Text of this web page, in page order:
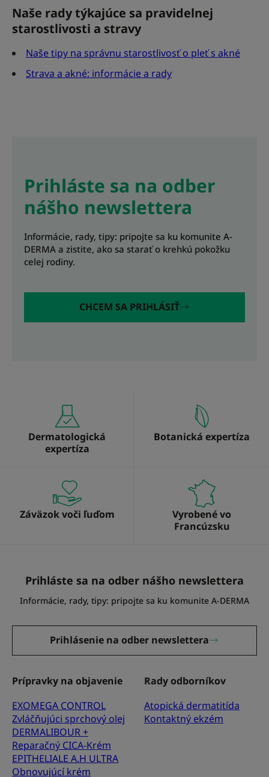
Naše rady týkajúce sa pravidelnej
starostlivosti a stravy
Naše tipy na správnu starostlivosť o pleť s akné
Strava a akné: informácie a rady
Prihláste sa na odber
nášho newslettera
Informácie, rady, tipy: pripojte sa ku komunite A-
DERMA a zistite, ako sa starať o krehkú pokožku
celej rodiny.
CHCEM SA PRIHLÁSIŤ
Dermatologická
expertíza
Botanická expertíza
Záväzok voči ľuďom
Vyrobené vo
Francúzsku
Prihláste sa na odber nášho newslettera
Informácie, rady, tipy: pripojte sa ku komunite A-DERMA
Prihlásenie na odber newslettera
Prípravky na objavenie
EXOMEGA CONTROL
Zvláčňujúci sprchový olej
DERMALIBOUR +
Reparačný CICA-Krém
EPITHELIALE A.H ULTRA
Obnovujúcí krém
Rady odborníkov
Atopická dermatitída
Kontaktný ekzém